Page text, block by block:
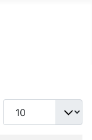
Cantidad a mostrar